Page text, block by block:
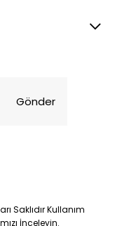
Gönder
Saklıdır Kullanım
İnceleyin.